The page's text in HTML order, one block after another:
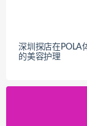
深圳探店在POLA
的美容护理